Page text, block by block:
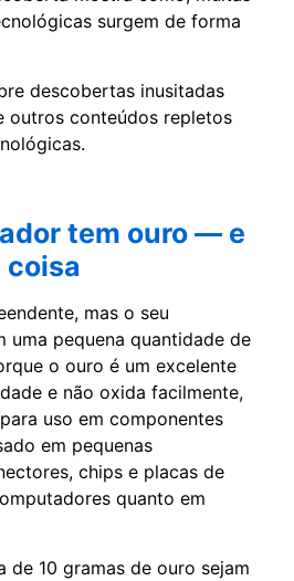
surgem de forma
descobertas inusitadas
outros conteúdos repletos
tem ouro — e
coisa
mas o seu
uma pequena quantidade de
o ouro é um excelente
e não oxida facilmente,
uso em componentes
em pequenas
chips e placas de
quanto em
de 10 gramas de ouro sejam